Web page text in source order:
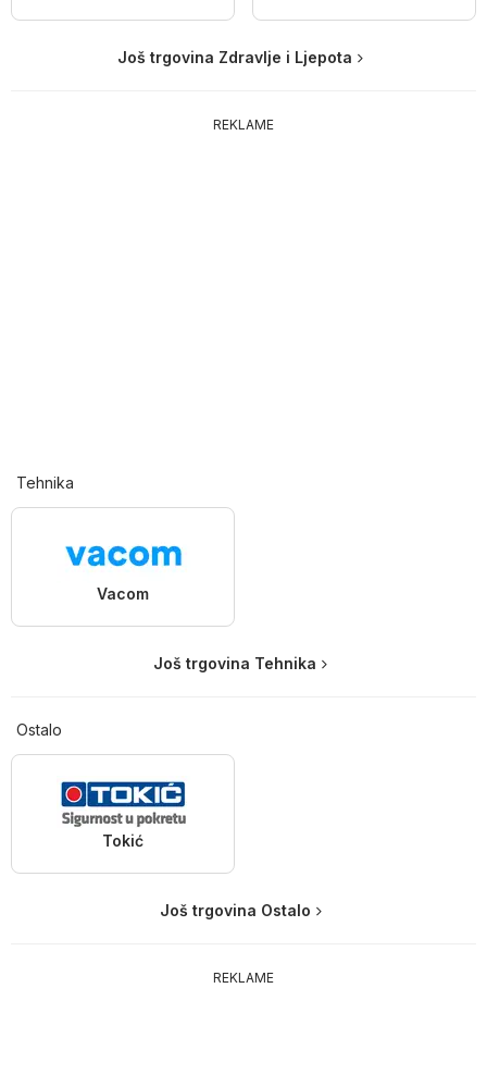
Još trgovina Zdravlje i Ljepota
REKLAME
Tehnika
Vacom
Još trgovina Tehnika
Ostalo
Tokić
Još trgovina Ostalo
REKLAME